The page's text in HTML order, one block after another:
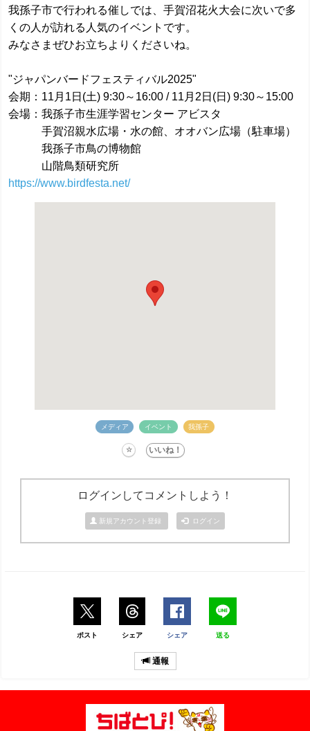
我孫子市で行われる催しでは、手賀沼花火大会に次いで多
くの人が訪れる人気のイベントです。
みなさまぜひお立ちよりくださいね。
"ジャパンバードフェスティバル2025"
会期：11月1日(土) 9:30～16:00 / 11月2日(日) 9:30～15:00
会場：我孫子市生涯学習センター アビスタ
手賀沼親水広場・水の館、オオバン広場（駐車場）
我孫子市鳥の博物館
山階鳥類研究所
https://www.birdfesta.net/
メディア イベント 我孫子
ログインしてコメントしよう！
新規アカウント登録 ログイン
ポスト シェア シェア 送る
通報